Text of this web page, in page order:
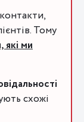
Тому
які ми
схожі